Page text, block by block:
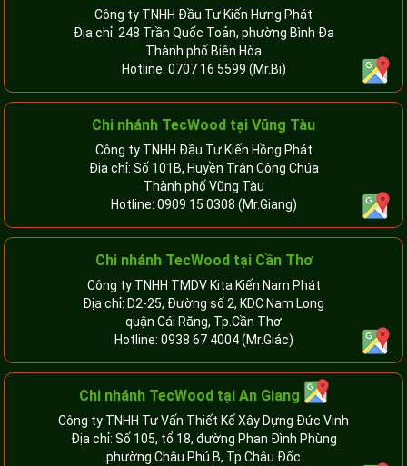
Công ty TNHH Đầu Tư Kiến Hưng Phát
Địa chỉ: 248 Trần Quốc Toản, phường Bình Đa
Thành phố Biên Hòa
Hotline: 0707 16 5599 (Mr.Bi)
Chi nhánh TecWood tại Vũng Tàu
Công ty TNHH Đầu Tư Kiến Hồng Phát
Địa chỉ: Số 101B, Huyền Trân Công Chúa
Thành phố Vũng Tàu
Hotline: 0909 15 0308 (Mr.Giang)
Chi nhánh TecWood tại Cần Thơ
Công ty TNHH TMDV Kita Kiến Nam Phát
Địa chỉ: D2-25, Đường số 2, KDC Nam Long
quận Cái Răng, Tp.Cần Thơ
Hotline: 0938 67 4004(Mr.Giác)
Chi nhánh TecWood tại An Giang
Công ty TNHH Tư Vấn Thiết Kế Xây Dựng Đức Vinh
Địa chỉ: Số 105, tổ 18, đường Phan Đình Phùng
phường Châu Phú B, Tp.Châu Đốc